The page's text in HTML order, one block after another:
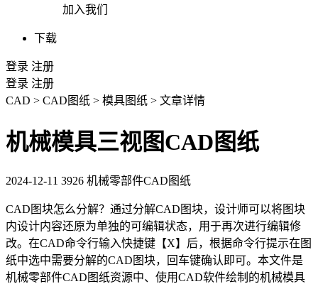
加入我们
下载
登录 注册
登录 注册
CAD > CAD图纸 > 模具图纸 > 文章详情
机械模具三视图CAD图纸
2024-12-11 3926 机械零部件CAD图纸
CAD图块怎么分解？通过分解CAD 图块，设计师可以将图块
内设计内容还原为单独的可编辑状态，用于再次进行编辑修
改。在CAD命令行输入快捷键【X】后，根据命令行提示在图
纸中选中需要分解的CAD图块，回车键确认即可。本文件是
机械零部件CAD图纸资源中、使用CAD软件绘制的机械模具